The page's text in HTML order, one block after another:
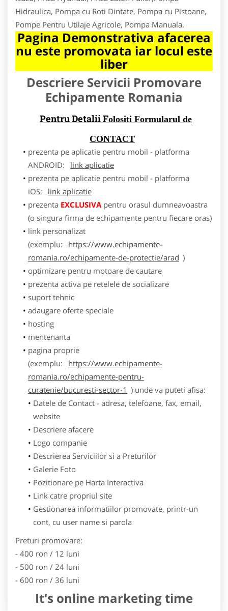
Hidraulica, Pompa cu Roti Dintate, Pompa cu Pistoane,
Pompe Pentru Utilaje Agricole, Pompa Manuala.
Pagina Demonstrativa afacerea
nu este promovata iar locul este
liber
Descriere Servicii Promovare
Echipamente Romania
Pentru Detalii Folositi Formularul de
CONTACT
prezenta pe aplicatie pentru mobil - platforma
ANDROID:
link aplicatie
prezenta pe aplicatie pentru mobil - platforma
iOS:
link aplicatie
prezenta EXCLUSIVApentru orasul dumneavoastra
(o singura firma de echipamente pentru fiecare oras)
link personalizat
(exemplu:
https://www.echipamente-
romania.ro/echipamente-de-protectie/arad )
optimizare pentru motoare de cautare
prezenta activa pe retelele de socializare
suport tehnic
adaugare oferte speciale
hosting
mentenanta
pagina proprie
(exemplu:
https://www.echipamente-
romania.ro/echipamente-pentru-
curatenie/bucuresti-sector-1 ) unde va puteti afisa:
Datele de Contact - adresa, telefoane, fax, email,
website
Descriere afacere
Logo companie
Descrierea Serviciilor si a Preturilor
Galerie Foto
Pozitionare pe Harta Interactiva
Link catre propriul site
Gestionarea informatiilor promovate, printr-un
cont, cu user name si parola
Preturi promovare:
- 400 ron / 12 luni
- 500 ron / 24 luni
- 600 ron / 36 luni
It's online marketing time